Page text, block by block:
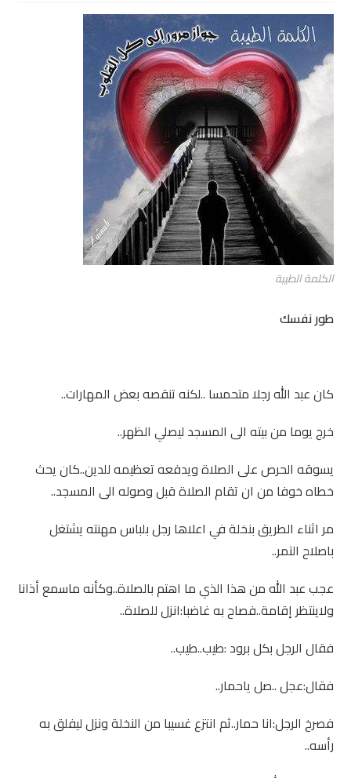
الكلمة الطيبة
طور نفسك
كان عبد الله رجلا متحمسا ..لكنه تنقصه بعض المهارات..
خرج يوما من بيته الى المسجد ليصلي الظهر..
يسوقه الحرص على الصلاة ويدفعه تعظيمه للدين..كان يحث
خطاه خوفا من ان تقام الصلاة قبل وصوله الى المسجد..
مر اثناء الطريق بنخلة في اعلاها رجل بلباس مهنته يشتغل
باصلاح التمر..
عجب عبد الله من هذا الذي ما اهتم بالصلاة..وكأنه ماسمع أذانا
ولاينتظر إقامة..فصاح به غاضبا:انزل للصلاة..
فقال الرجل بكل برود :طيب..طيب..
فقال:عجل ..صل ياحمار..
فصرخ الرجل:انا حمار..ثم انتزع غسيبا من النخلة ونزل ليفلق به
رأسه..